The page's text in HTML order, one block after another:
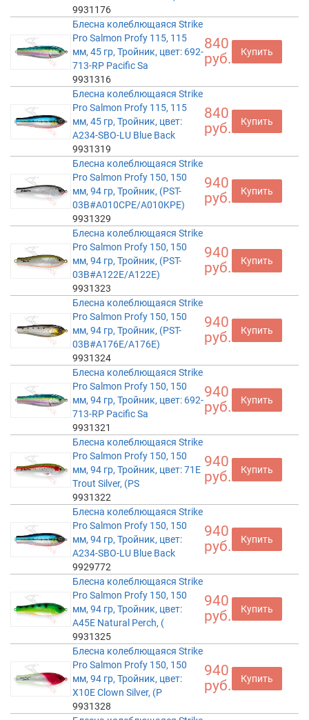
9931176
Блесна колеблющаяся Strike
Pro Salmon Profy 115, 115
мм, 45 гр, Тройник, цвет: 692-
713-RP Pacific Sa
9931316
840
руб.
Купить
Блесна колеблющаяся Strike
Pro Salmon Profy 115, 115
мм, 45 гр, Тройник, цвет:
A234-SBO-LU Blue Back
9931319
840
руб.
Купить
Блесна колеблющаяся Strike
Pro Salmon Profy 150, 150
мм, 94 гр, Тройник, (PST-
03B#A010CPE/A010KPE)
9931329
940
руб.
Купить
Блесна колеблющаяся Strike
Pro Salmon Profy 150, 150
мм, 94 гр, Тройник, (PST-
03B#A122E/A122E)
9931323
940
руб.
Купить
Блесна колеблющаяся Strike
Pro Salmon Profy 150, 150
мм, 94 гр, Тройник, (PST-
03B#A176E/A176E)
9931324
940
руб.
Купить
Блесна колеблющаяся Strike
Pro Salmon Profy 150, 150
мм, 94 гр, Тройник, цвет: 692-
713-RP Pacific Sa
9931321
940
руб.
Купить
Блесна колеблющаяся Strike
Pro Salmon Profy 150, 150
мм, 94 гр, Тройник, цвет: 71E
Trout Silver, (PS
9931322
940
руб.
Купить
Блесна колеблющаяся Strike
Pro Salmon Profy 150, 150
мм, 94 гр, Тройник, цвет:
A234-SBO-LU Blue Back
9929772
940
руб.
Купить
Блесна колеблющаяся Strike
Pro Salmon Profy 150, 150
мм, 94 гр, Тройник, цвет:
A45E Natural Perch, (
9931325
940
руб.
Купить
Блесна колеблющаяся Strike
Pro Salmon Profy 150, 150
мм, 94 гр, Тройник, цвет:
X10E Clown Silver, (P
9931328
940
руб.
Купить